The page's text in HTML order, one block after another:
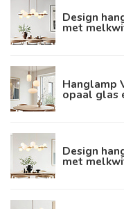
Design
met
Hanglamp
opaal glas
Design
met